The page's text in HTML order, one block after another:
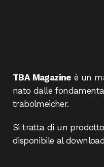
TBA Magazine è un
nato dalle
trabolmeicher.
Si tratta di un
disponibile al